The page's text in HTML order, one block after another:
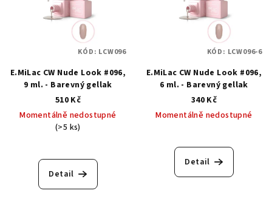
E.MiLac CW Nude Look #096,
9 ml. - Barevný gellak
510 Kč
Momentálně nedostupné
(>5 ks)
Detail
KÓD: LCW096
E.MiLac CW Nude Look #096,
6 ml. - Barevný gellak
340 Kč
Momentálně nedostupné
Detail
KÓD: LCW096-6